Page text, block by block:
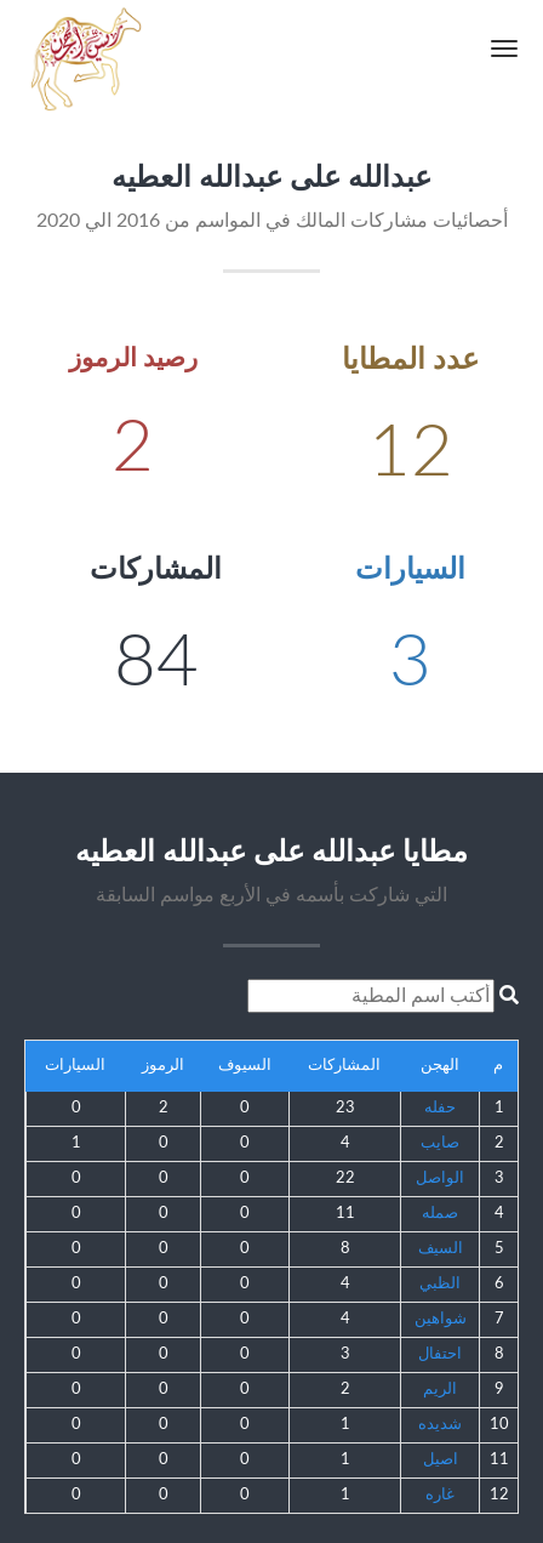
Toggle
عبدالله على عبدالله العطيه
أحصائيات مشاركات المالك في المواسم من 2016 الي 2020
رصيد الرموز
2
عدد المطايا
12
المشاركات
84
السيارات
3
مطايا عبدالله على عبدالله العطيه
التي شاركت بأسمه في الأربع مواسم السابقة
م الهجن المشاركات السيوف الرموز السيارات
1 حفله 23
0
2
0
2 صايب 4
0
0
1
3 الواصل 22
0
0
0
4 صمله 11
0
0
0
5 السيف 8
0
0
0
6 الظبي 4
0
0
0
7 شواهين 4
0
0
0
8 احتفال 3
0
0
0
9 الريم 2
0
0
0
10 شديده 1
0
0
0
11 اصيل 1
0
0
0
12 غاره 1
0
0
0